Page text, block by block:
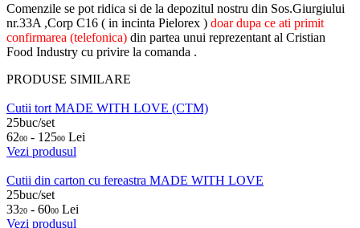
Comenzile se pot ridica si de la depozitul nostru din Sos.Giurgiului
nr.33A ,Corp C16 ( in incinta Pielorex ) doar dupa ce ati primit
confirmarea (telefonica) din partea unui reprezentant al Cristian
Food Industry cu privire la comanda .
PRODUSE SIMILARE
Cutii tort MADE WITH LOVE (CTM)
25buc/set
6200 - 12500 Lei
Vezi produsul
Cutii din carton cu fereastra MADE WITH LOVE
25buc/set
3320 - 6000 Lei
Vezi produsul